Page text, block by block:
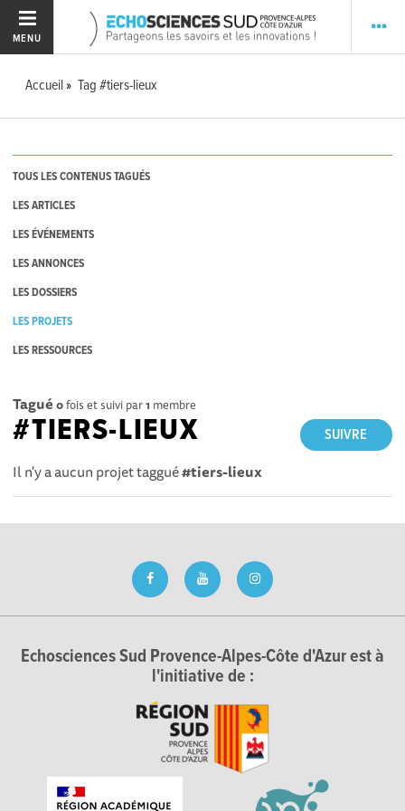
MENU
Accueil Tag #tiers-lieux
TOUS LES CONTENUS TAGUÉS
LES ARTICLES
LES ÉVÉNEMENTS
LES ANNONCES
LES DOSSIERS
LES PROJETS
LES RESSOURCES
Tagué 0fois et suivi par1 membre
SUIVRE
#TIERS-LIEUX
Il n'y a aucun projet taggué#tiers-lieux
Echosciences Sud Provence-Alpes-Côte d'Azur est à
l'initiative de :